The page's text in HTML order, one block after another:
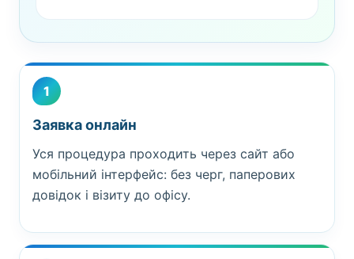
1
Заявка онлайн
Уся процедура проходить через сайт або
мобільний інтерфейс: без черг, паперових
довідок і візиту до офісу.